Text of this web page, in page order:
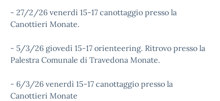
- 27/2/26 venerdì 15-17 canottaggio presso la
Canottieri Monate.
- 5/3/26 giovedì 15-17 orienteering. Ritrovo presso la
Palestra Comunale di Travedona Monate.
- 6/3/26 venerdì 15-17 canottaggio presso la
Canottieri Monate